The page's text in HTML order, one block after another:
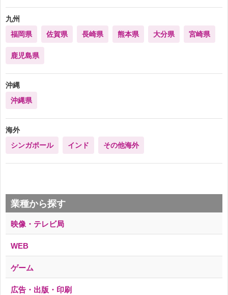
九州
福岡県
佐賀県 長崎県 熊本県 大分県 宮崎県
鹿児島県
沖縄
沖縄県
海外
シンガポール
インド その他海外
業種から探す
映像・テレビ局
WEB
ゲーム
広告・出版・印刷